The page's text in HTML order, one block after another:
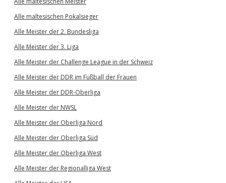
Alle maltesischen Pokalsieger
Alle Meister der 2. Bundesliga
Alle Meister der 3. Liga
Alle Meister der Challenge League in der Schweiz
Alle Meister der DDR im Fußball der Frauen
Alle Meister der DDR-Oberliga
Alle Meister der NWSL
Alle Meister der Oberliga Nord
Alle Meister der Oberliga Süd
Alle Meister der Oberliga West
Alle Meister der Regionalliga West